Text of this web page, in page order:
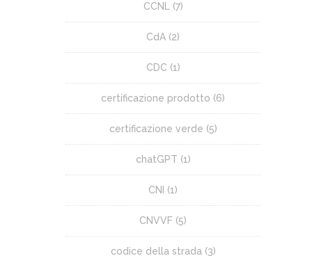
CCNL(7)
CdA (2)
CDC (1)
certificazione prodotto (6)
certificazione verde (5)
chatGPT (1)
CNI (1)
CNVVF (5)
codice della strada(3)